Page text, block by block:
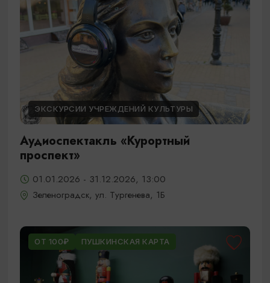
ЭКСКУРСИИ УЧРЕЖДЕНИЙ КУЛЬТУРЫ
Аудиоспектакль «Курортный
проспект»
01.01.2026 - 31.12.2026, 13:00
Зеленоградск, ул. Тургенева, 1Б
ОТ 100₽ ПУШКИНСКАЯ КАРТА